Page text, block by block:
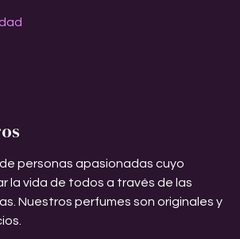
personas apasionadas cuyo
la vida de todos a través de las
Nuestros perfumes son originales y